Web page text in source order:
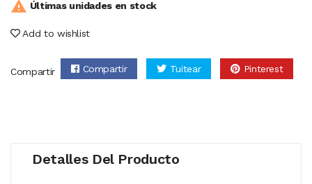
 Últimas unidades en stock
Add to wishlist
Compartir Compartir Tuitear Pinterest
Detalles Del Producto